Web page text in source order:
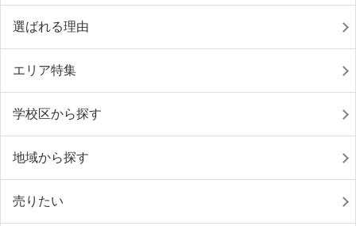
選ばれる理由
エリア特集
学校区から探す
地域から探す
売りたい